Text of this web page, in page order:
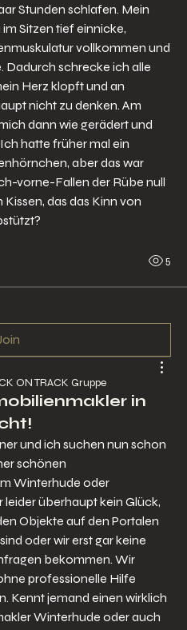
Stunden schlafen. Mein
Sitzen tief einnicke,
vollkommen und
Dadurch schrecke ich alle
Herz klopft und an
nicht zu denken. Am
dann wie gerädert und
hatte früher mal ein
aber das war
vorne-Fallen der Rübe null
das das Kinn von
5
ON TRACK Gruppe
in
und ich suchen nun schon
schönen
Winterhude oder
leider überhaupt kein Glück,
Objekte auf den Portalen
oder wir erst gar keine
bekommen. Wir
professionelle Hilfe
Kennt jemand einen wirklich
Winterhude oder auch